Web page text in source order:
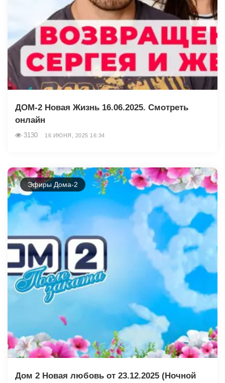
ДОМ-2 Новая Жизнь 16.06.2025. Смотреть
онлайн
3130 16 ИЮНЯ, 2025 16:34
Эфиры Дома-2
Дом 2 Новая любовь от 23.12.2025 (Ночной